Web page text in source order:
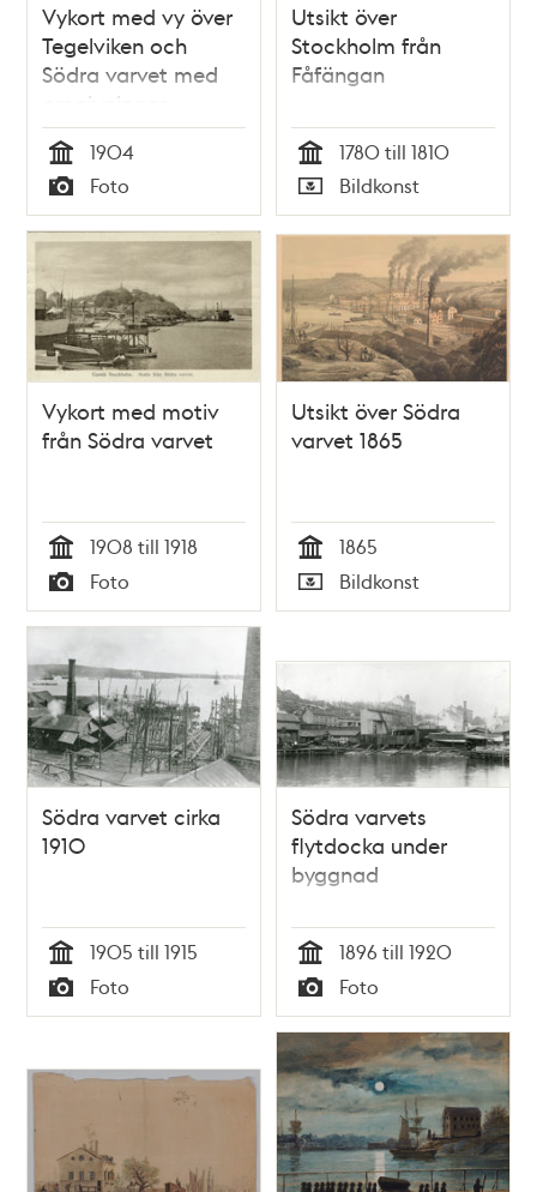
Vykort med vy över
Tegelviken och
Södra varvet med
omgivningar
Tid
1904
Typ
Foto
Utsikt över
Stockholm från
Fåfängan
Tid
1780 till 1810
Typ
Bildkonst
Vykort med motiv
från Södra varvet
Tid
1908 till 1918
Typ
Foto
Utsikt över Södra
varvet 1865
Tid
1865
Typ
Bildkonst
Södra varvet cirka
1910
Tid
1905 till 1915
Typ
Foto
Södra varvets
flytdocka under
byggnad
Tid
1896 till 1920
Typ
Foto